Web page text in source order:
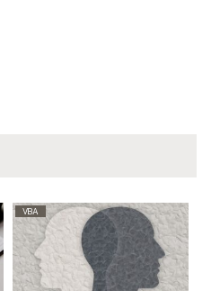
VBA